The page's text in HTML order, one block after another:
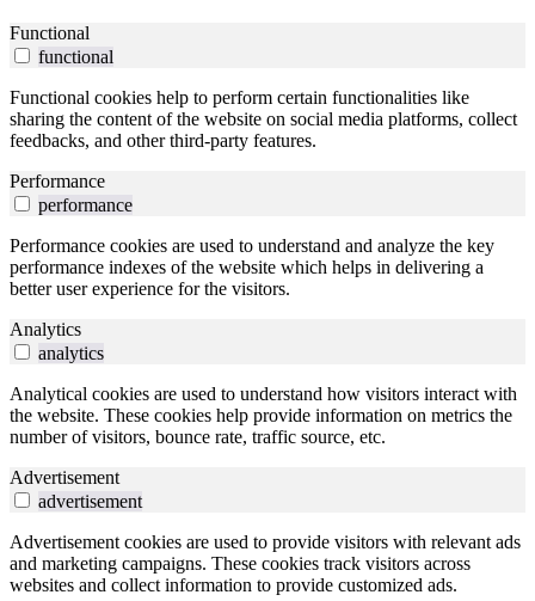
Functional
functional
Functional cookies help to perform certain functionalities like
sharing the content of the website on social media platforms, collect
feedbacks, and other third-party features.
Performance
performance
Performance cookies are used to understand and analyze the key
performance indexes of the website which helps in delivering a
better user experience for the visitors.
Analytics
analytics
Analytical cookies are used to understand how visitors interact with
the website. These cookies help provide information on metrics the
number of visitors, bounce rate, traffic source, etc.
Advertisement
advertisement
Advertisement cookies are used to provide visitors with relevant ads
and marketing campaigns. These cookies track visitors across
websites and collect information to provide customized ads.